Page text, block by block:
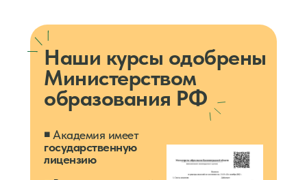
◾️ Академия имеет
государственную
лицензию
Наши курсы одобрены
Министерством
образования РФ